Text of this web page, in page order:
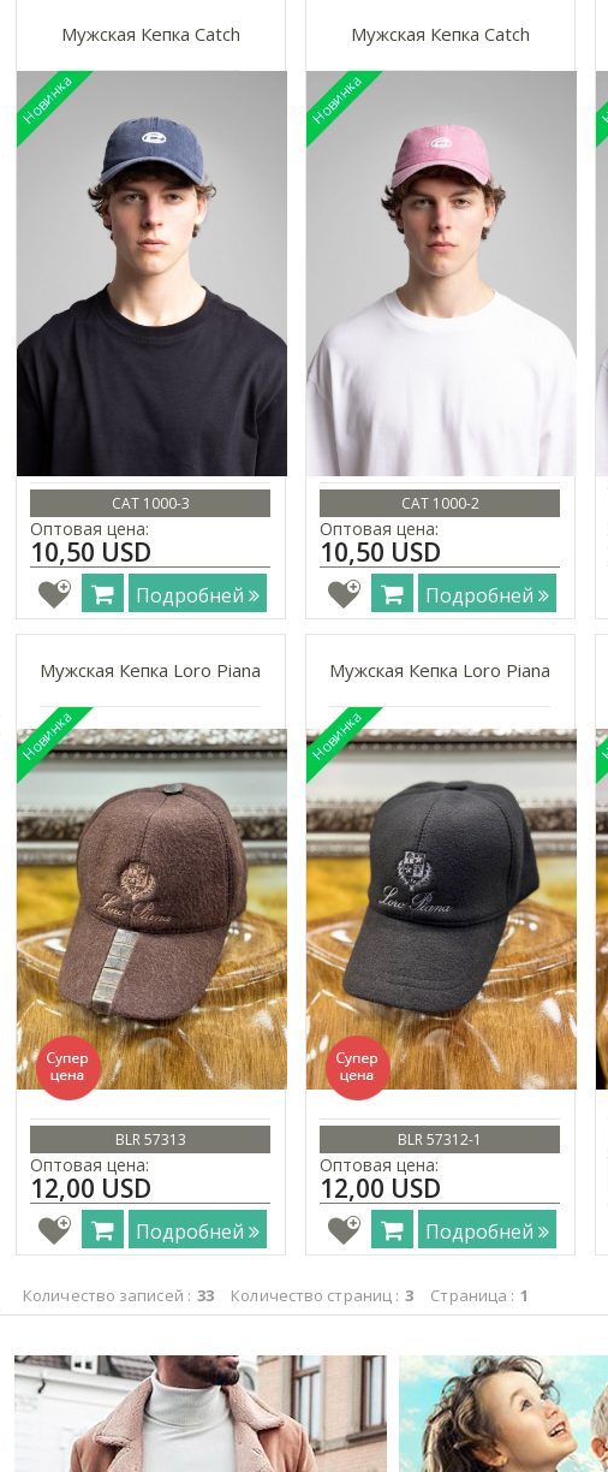
Мужская Кепка Catch
CAT 1000-3
Оптовая цена:
10,50 USD
Подробней
Мужская Кепка Catch
CAT 1000-2
Оптовая цена:
10,50 USD
Подробней
Мужская Кепка Loro Piana
BLR 57313
Оптовая цена:
12,00 USD
Подробней
Мужская Кепка Loro Piana
BLR 57312-1
Оптовая цена:
12,00 USD
Подробней
Количество записей : 33 Количество страниц : 3 Страница : 1